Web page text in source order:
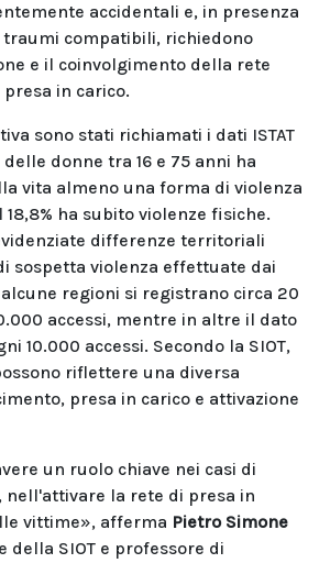
accidentali e, in presenza
compatibili, richiedono
e il coinvolgimento della rete
in carico.
sono stati richiamati i dati ISTAT
delle donne tra 16 e 75 anni ha
vita almeno una forma di violenza
ha subito violenze fisiche.
differenze territoriali
sospetta violenza effettuate dai
regioni si registrano circa 20
accessi, mentre in altre il dato
10.000 accessi. Secondo la SIOT,
riflettere una diversa
presa in carico e attivazione
un ruolo chiave nei casi di
nell'attivare la rete di presa in
vittime», afferma Pietro Simone
della SIOT e professore di